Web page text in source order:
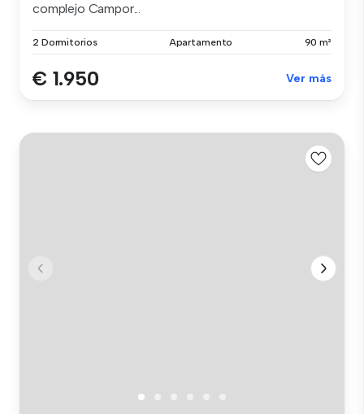
complejo Campor...
2 Dormitorios Apartamento 90 m²
€ 1.950 Ver más